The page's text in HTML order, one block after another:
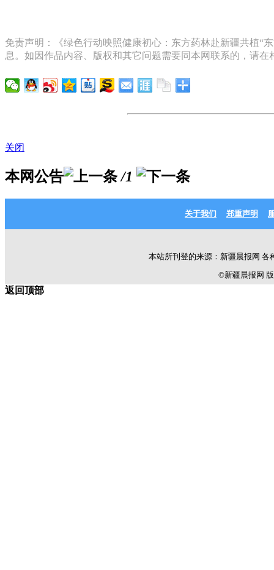
免责声明：《绿色行动映照健康初心：东方药林赴新疆共植“
息。如因作品内容、版权和其它问题需要同本网联系的，请
关闭
本网公告 /1
关于我们 郑重声明
本站所刊登的来源：新疆晨报网
©新疆晨报网 版
返回顶部